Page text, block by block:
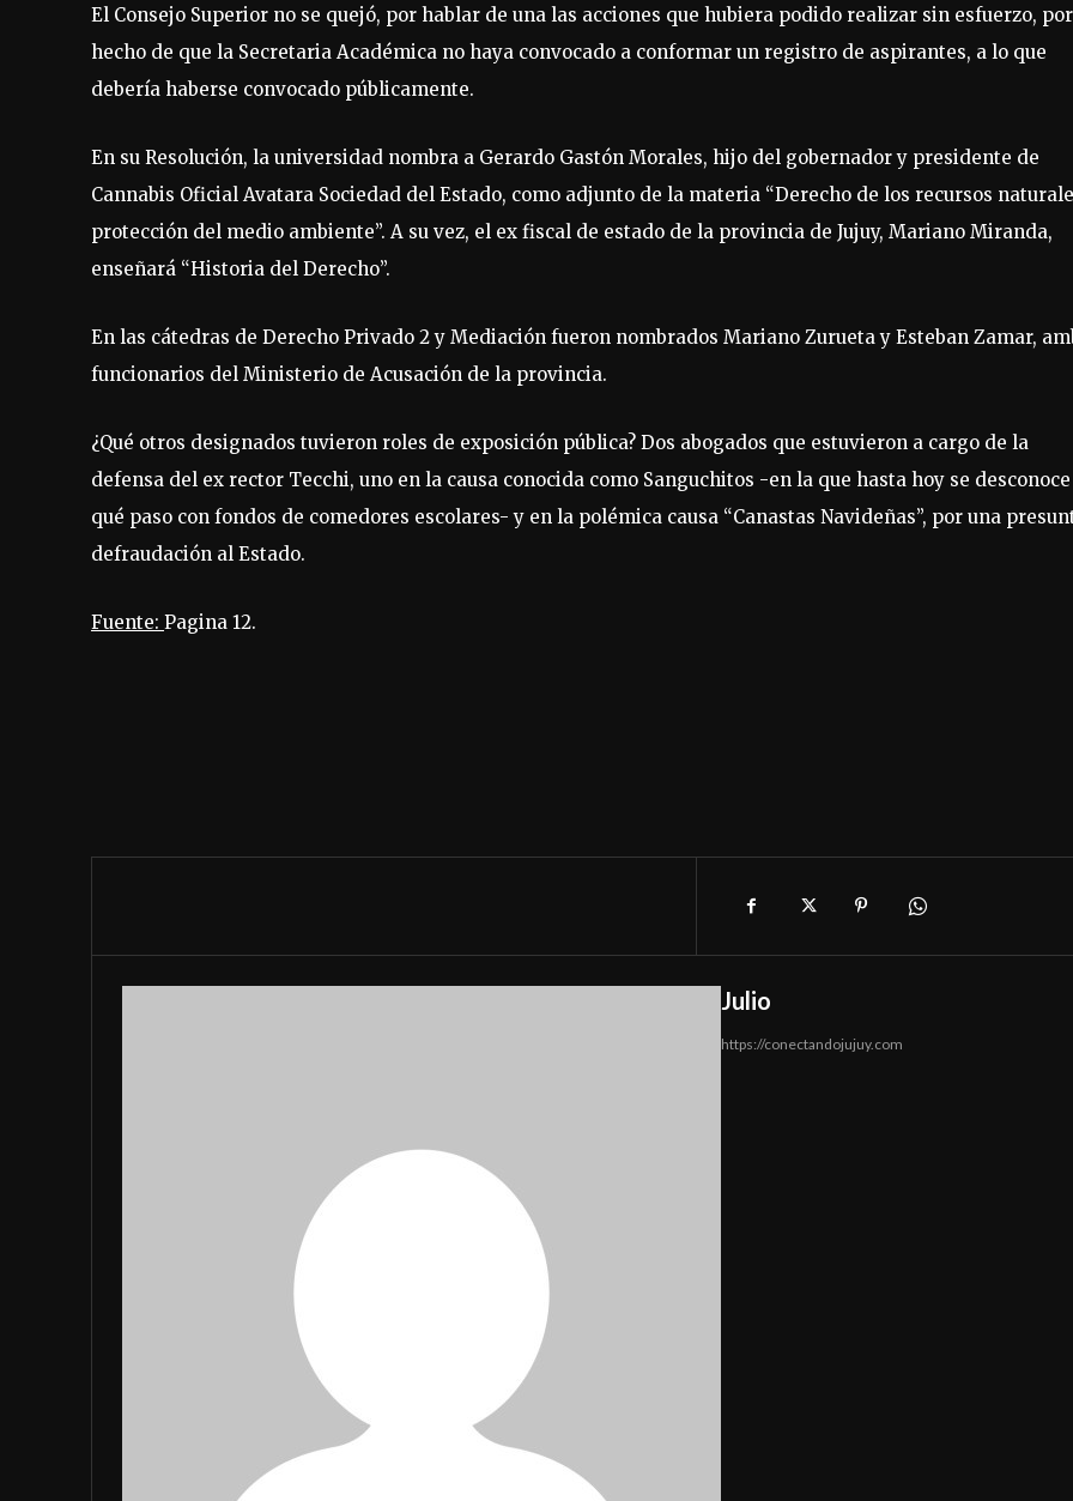
El Consejo Superior no se quejó, por hablar de una las acciones que hubiera podido realizar sin esfuerzo,
hecho de que la Secretaria Académica no haya convocado a conformar un registro de aspirantes, a lo que
debería haberse convocado públicamente.
En su Resolución, la universidad nombra a Gerardo Gastón Morales, hijo del gobernador y presidente de
Cannabis Oficial Avatara Sociedad del Estado, como adjunto de la materia “Derecho de los recursos
protección del medio ambiente”. A su vez, el ex fiscal de estado de la provincia de Jujuy, Mariano Miranda,
enseñará “Historia del Derecho”.
En las cátedras de Derecho Privado 2 y Mediación fueron nombrados Mariano Zurueta y Esteban Zamar,
funcionarios del Ministerio de Acusación de la provincia.
¿Qué otros designados tuvieron roles de exposición pública? Dos abogados que estuvieron a cargo de la
defensa del ex rector Tecchi, uno en la causa conocida como Sanguchitos -en la que hasta hoy se desconoce
qué paso con fondos de comedores escolares- y en la polémica causa “Canastas Navideñas”, por una
defraudación al Estado.
Fuente: Pagina 12.
Julio
https://conectandojujuy.com